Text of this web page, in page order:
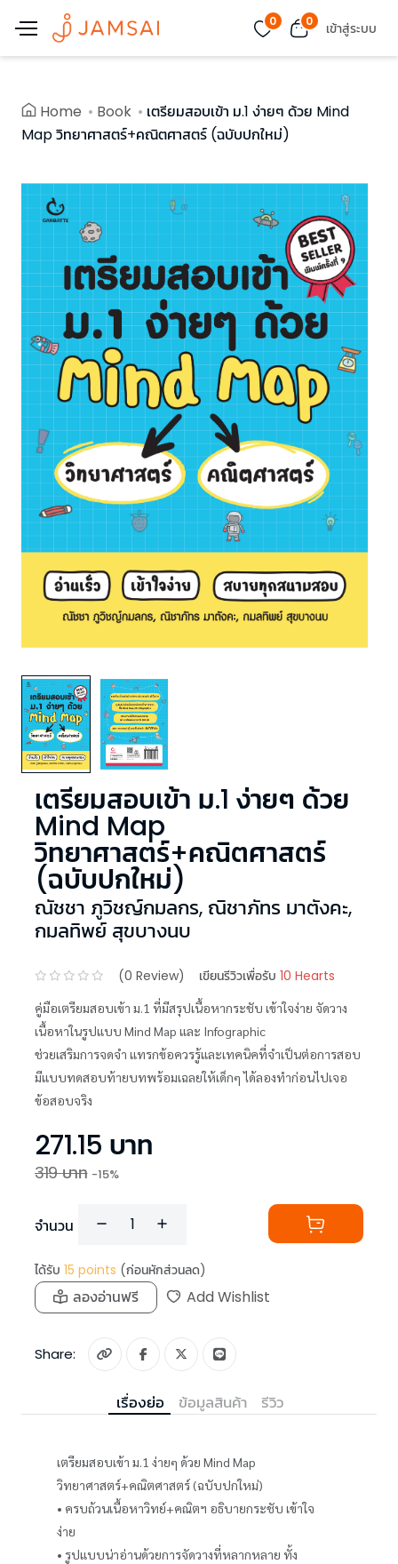
0 0 เข้าสู่ระบบ
Home Book
เตรียมสอบเข้า ม.1 ง่ายๆ ด้วย Mind
Map วิทยาศาสตร์+คณิตศาสตร์ (ฉบับปกใหม่)
เตรียมสอบเข้า ม.1 ง่ายๆ ด้วย
Mind Map
วิทยาศาสตร์+คณิตศาสตร์
(ฉบับปกใหม่)
ณัชชา ภูวิชญ์กมลกร, ณิชาภัทร มาตังคะ,
กมลทิพย์ สุขบางนบ
(0 Review) เขียนรีวิวเพื่อรับ 10 Hearts
คู่มือเตรียมสอบเข้า ม.1 ที่มีสรุปเนื้อหากระชับ เข้าใจง่าย จัดวาง
เนื้อหาในรูปแบบ Mind Map และ Infographic
ช่วยเสริมการจดจำ แทรกข้อควรรู้และเทคนิคที่จำเป็นต่อการสอบ
มีแบบทดสอบท้ายบทพร้อมเฉลยให้เด็กๆ ได้ลองทำก่อนไปเจอ
ข้อสอบจริง
271.15 บาท
319บาท -15%
จำนวน
ได้รับ 15 points (ก่อนหักส่วนลด)
ลองอ่านฟรี Add Wishlist
Share:
เรื่องย่อ ข้อมูลสินค้า รีวิว
เตรียมสอบเข้า ม.1 ง่ายๆ ด้วย Mind Map
วิทยาศาสตร์+คณิตศาสตร์ (ฉบับปกใหม่)
• ครบถ้วนเนื้อหาวิทย์+คณิตฯ อธิบายกระชับ เข้าใจ
ง่าย
• รูปแบบน่าอ่านด้วยการจัดวางที่หลากหลาย ทั้ง